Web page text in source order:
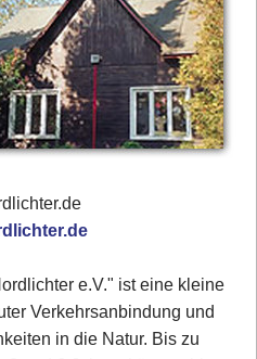
e.V." ist eine kleine
Verkehrsanbindung und
in die Natur. Bis zu